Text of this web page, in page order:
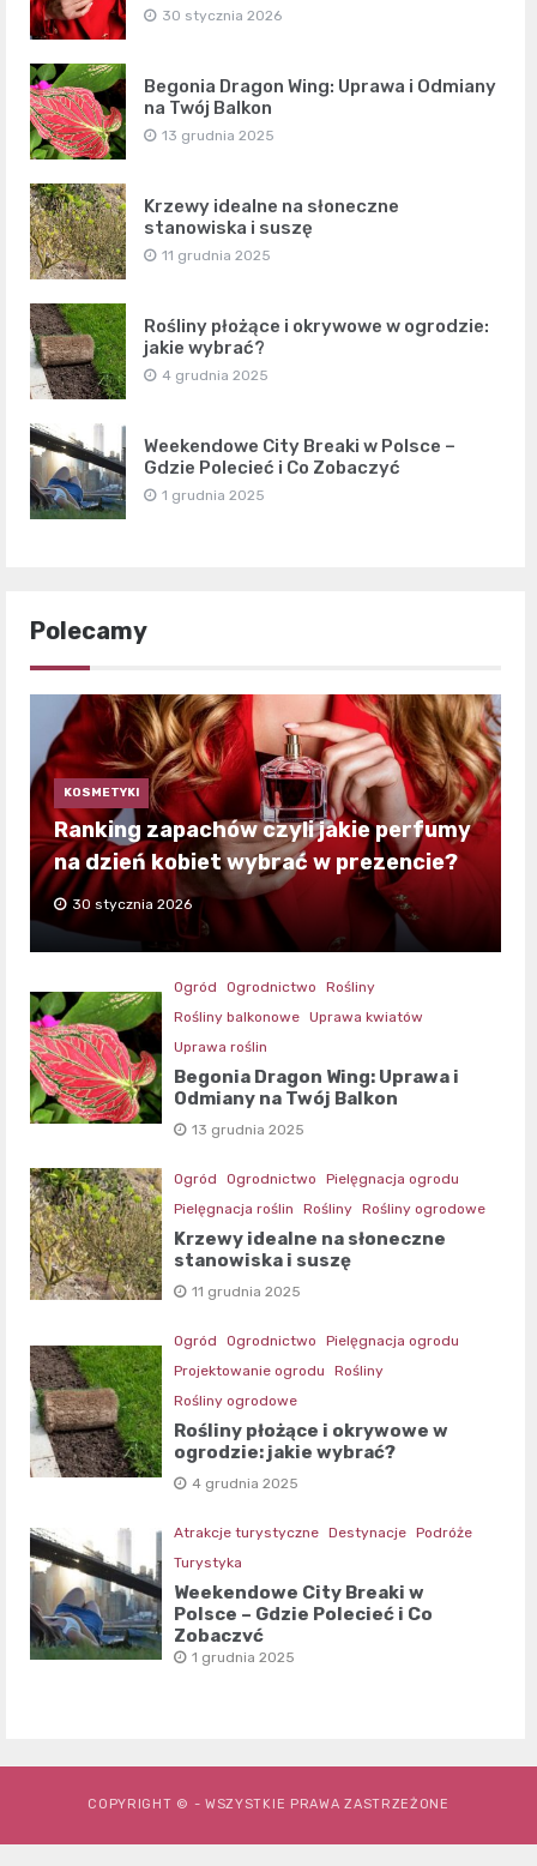
30 stycznia 2026
Begonia Dragon Wing: Uprawa i Odmiany
na Twój Balkon
13 grudnia 2025
Krzewy idealne na słoneczne
stanowiska i suszę
11 grudnia 2025
Rośliny płożące i okrywowe w ogrodzie:
jakie wybrać?
4 grudnia 2025
Weekendowe City Breaki w Polsce –
Gdzie Polecieć i Co Zobaczyć
1 grudnia 2025
Polecamy
KOSMETYKI
Ranking zapachów czyli jakie perfumy
na dzień kobiet wybrać w prezencie?
30 stycznia 2026
Ogród Ogrodnictwo
Rośliny
Rośliny balkonowe Uprawa kwiatów
Uprawa roślin
Begonia Dragon Wing: Uprawa i
Odmiany na Twój Balkon
13 grudnia 2025
Ogród Ogrodnictwo
Pielęgnacja ogrodu
Pielęgnacja roślin
Rośliny Rośliny ogrodowe
Krzewy idealne na słoneczne
stanowiska i suszę
11 grudnia 2025
Ogród Ogrodnictwo
Pielęgnacja ogrodu
Projektowanie ogrodu
Rośliny
Rośliny ogrodowe
Rośliny płożące i okrywowe w
ogrodzie: jakie wybrać?
4 grudnia 2025
Atrakcje turystyczne Destynacje Podróże
Turystyka
Weekendowe City Breaki w
Polsce – Gdzie Polecieć i Co
Zobaczyć
1 grudnia 2025
COPYRIGHT © - WSZYSTKIE PRAWA ZASTRZEŻONE